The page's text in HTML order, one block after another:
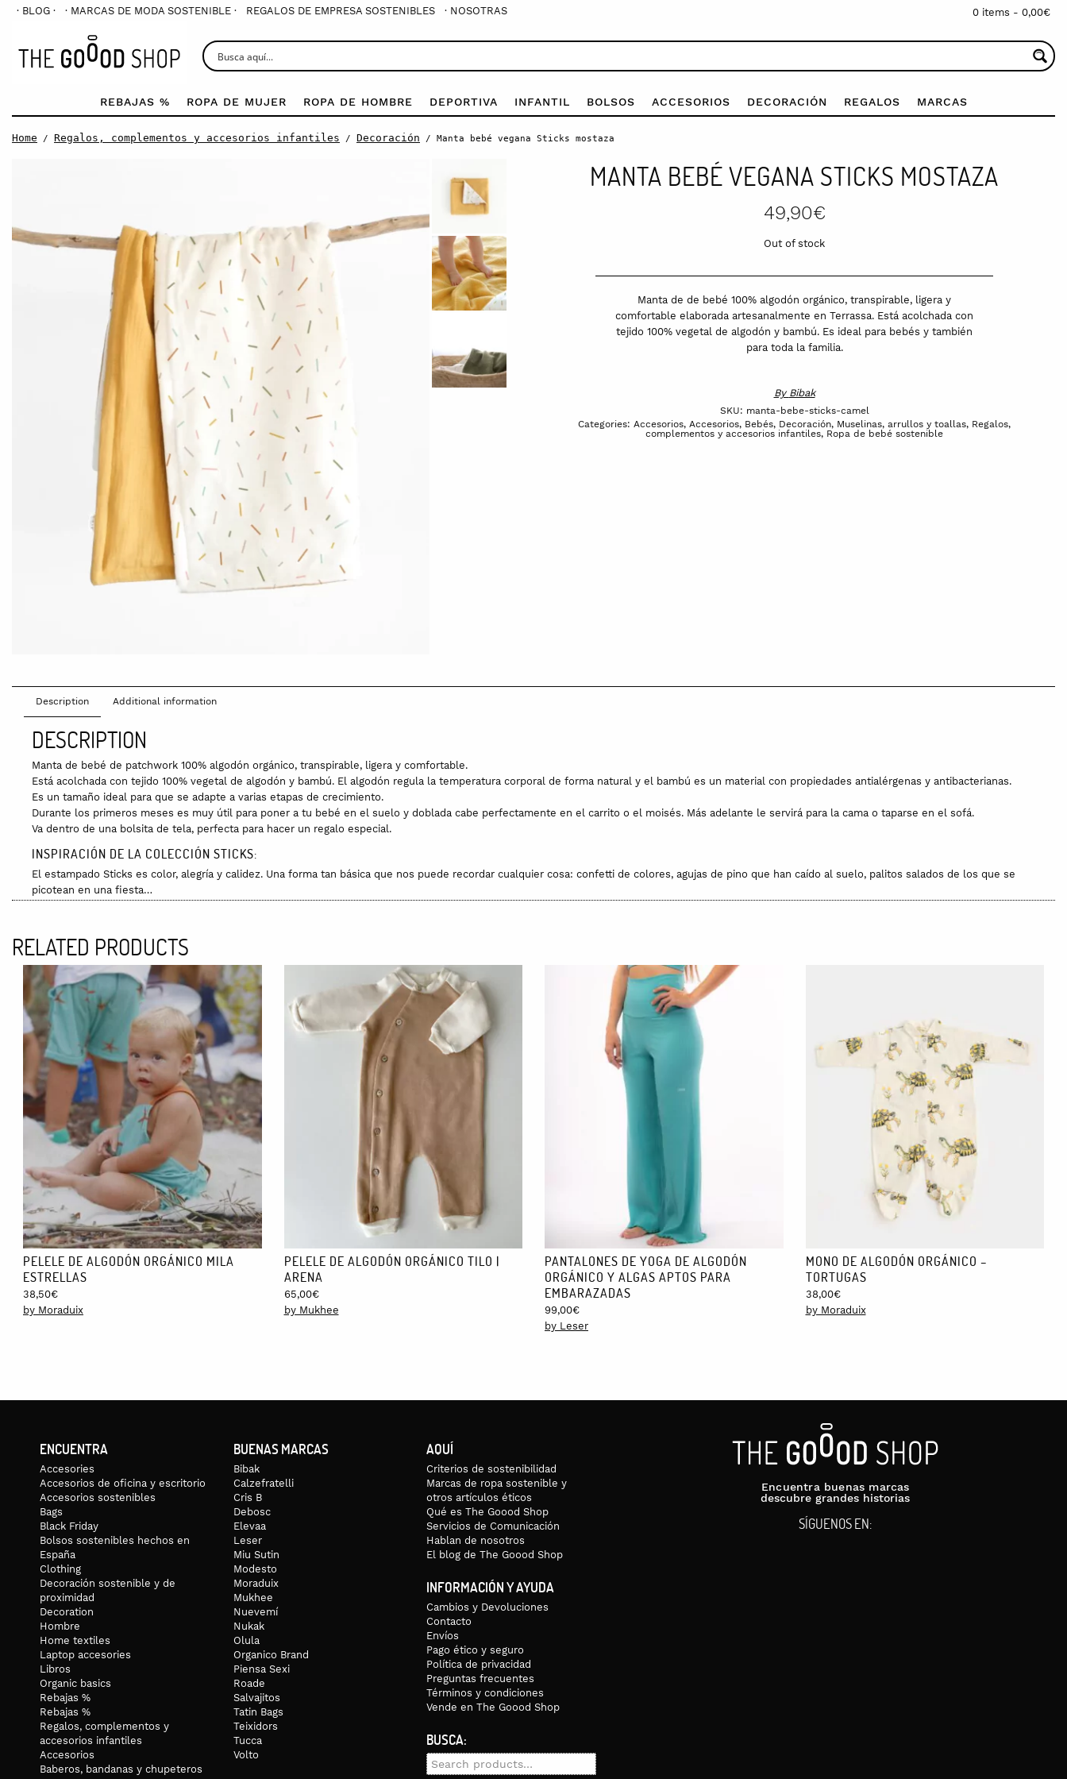
· BLOG · · MARCAS DE MODA SOSTENIBLE · REGALOS DE EMPRESA SOSTENIBLES · NOSOTRAS 0 items - 0,00€
REBAJAS % ROPA DE MUJER ROPA DE HOMBRE DEPORTIVA INFANTIL BOLSOS ACCESORIOS DECORACIÓN REGALOS MARCAS
Home / Regalos, complementos y accesorios infantiles / Decoración / Manta bebé vegana Sticks mostaza
MANTA BEBÉ VEGANA STICKS MOSTAZA
49,90€
Out of stock
Manta de de bebé 100% algodón orgánico, transpirable, ligera y
comfortable elaborada artesanalmente en Terrassa. Está acolchada con
tejido 100% vegetal de algodón y bambú. Es ideal para bebés y también
para toda la familia.
By Bibak
SKU: manta-bebe-sticks-camel
Categories: Accesorios, Accesorios, Bebés, Decoración, Muselinas, arrullos y toallas, Regalos,
complementos y accesorios infantiles, Ropa de bebé sostenible
Description Additional information
DESCRIPTION
Manta de bebé de patchwork 100% algodón orgánico, transpirable, ligera y comfortable.
Está acolchada con tejido 100% vegetal de algodón y bambú. El algodón regula la temperatura corporal de forma natural y el bambú es un material con propiedades antialérgenas y antibacterianas.
Es un tamaño ideal para que se adapte a varias etapas de crecimiento.
Durante los primeros meses es muy útil para poner a tu bebé en el suelo y doblada cabe perfectamente en el carrito o el moisés. Más adelante le servirá para la cama o taparse en el sofá.
Va dentro de una bolsita de tela, perfecta para hacer un regalo especial.
INSPIRACIÓN DE LA COLECCIÓN STICKS:
El estampado Sticks es color, alegría y calidez. Una forma tan básica que nos puede recordar cualquier cosa: confetti de colores, agujas de pino que han caído al suelo, palitos salados de los que se
picotean en una fiesta…
MATERIAS PRIMAS:
Exterior: 100% algodón orgánico.
Relleno: boata 50% algodón y 50% bambú.
CUIDADOS:
Usa un jabón suave.
Temperatura máxima: 30ºC.
Puedes lavar en la lavadora, con el resto de tu ropa.
DIMENSIONES:
75 x 95 cm.
VARIACIONES:
Está disponible en 5 colores: mostaza, menta (verde agua), beige, canela y oliva (verde oscuro).
ENVÍOS:
El tiempo de entrega suele ser de 3-5 días.
RELATED PRODUCTS
PELELE DE ALGODÓN ORGÁNICO MILA
ESTRELLAS
38,50€
by Moraduix
PELELE DE ALGODÓN ORGÁNICO TILO |
ARENA
65,00€
by Mukhee
PANTALONES DE YOGA DE ALGODÓN
ORGÁNICO Y ALGAS APTOS PARA
EMBARAZADAS
99,00€
by Leser
MONO DE ALGODÓN ORGÁNICO –
TORTUGAS
38,00€
by Moraduix
ENCUENTRA
Accesories
Accesorios de oficina y escritorio
Accesorios sostenibles
Bags
Black Friday
Bolsos sostenibles hechos en
España
Clothing
Decoración sostenible y de
proximidad
Decoration
Hombre
Home textiles
Laptop accesories
Libros
Organic basics
Rebajas %
Rebajas %
Regalos, complementos y
accesorios infantiles
Accesorios
Baberos, bandanas y chupeteros
BUENAS MARCAS
Bibak
Calzefratelli
Cris B
Debosc
Elevaa
Leser
Miu Sutin
Modesto
Moraduix
Mukhee
Nuevemí
Nukak
Olula
Organico Brand
Piensa Sexi
Roade
Salvajitos
Tatin Bags
Teixidors
Tucca
Volto
AQUÍ
Criterios de sostenibilidad
Marcas de ropa sostenible y
otros artículos éticos
Qué es The Goood Shop
Servicios de Comunicación
Hablan de nosotros
El blog de The Goood Shop
INFORMACIÓN Y AYUDA
Cambios y Devoluciones
Contacto
Envíos
Pago ético y seguro
Política de privacidad
Preguntas frecuentes
Términos y condiciones
Vende en The Goood Shop
BUSCA:
Search
Encuentra buenas marcas
descubre grandes historias
SÍGUENOS EN: